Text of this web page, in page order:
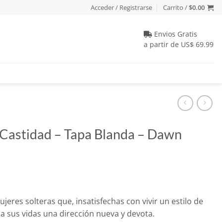
Acceder / Registrarse Carrito /$0.00
Envios Gratis
a partir de US$ 69.99
– Tapa Blanda – Dawn
solteras que, insatisfechas con vivir un estilo de
sus vidas una dirección nueva y devota.